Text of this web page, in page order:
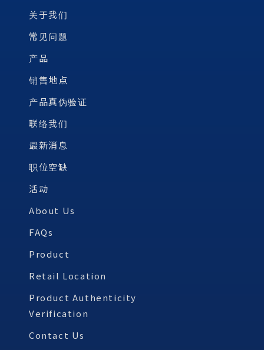
关于我们
常见问题
产品
销售地点
产品真伪验证
联络我们
最新消息
职位空缺
活动
About Us
FAQs
Product
Retail Location
Product Authenticity
Verification
Contact Us